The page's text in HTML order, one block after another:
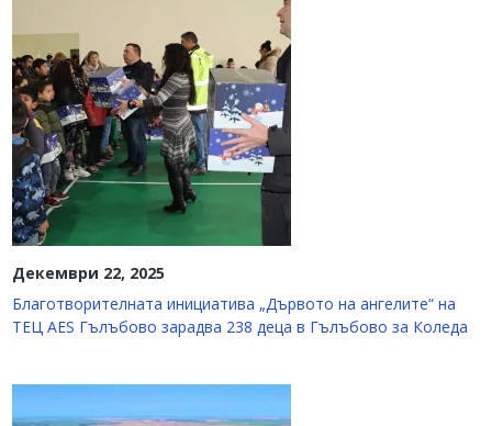
Декември 22, 2025
Благотворителната инициатива „Дървото на ангелите“ на
ТЕЦ AES Гълъбово зарадва 238 деца в Гълъбово за Коледа